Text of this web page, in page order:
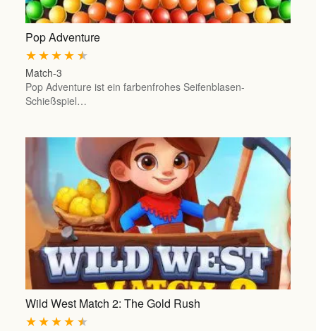
Pop Adventure
★
★
★
★
★
Match-3
Pop Adventure ist ein farbenfrohes Seifenblasen-
Schießspiel…
Wild West Match 2: The Gold Rush
★
★
★
★
★